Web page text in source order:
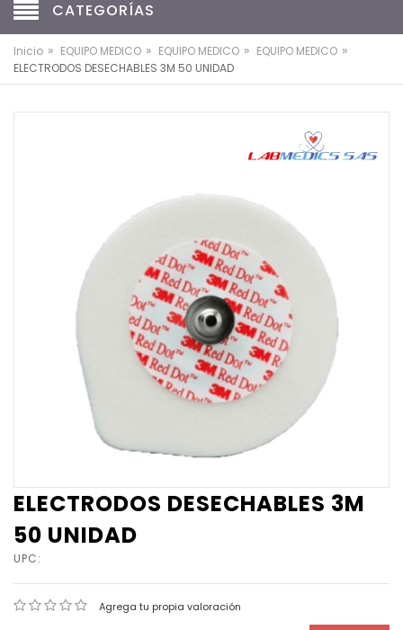
CATEGORÍAS
Inicio » EQUIPO MEDICO » EQUIPO MEDICO » EQUIPO MEDICO »
ELECTRODOS DESECHABLES 3M 50 UNIDAD
ELECTRODOS DESECHABLES 3M
50 UNIDAD
UPC:
Agrega tu propia valoración